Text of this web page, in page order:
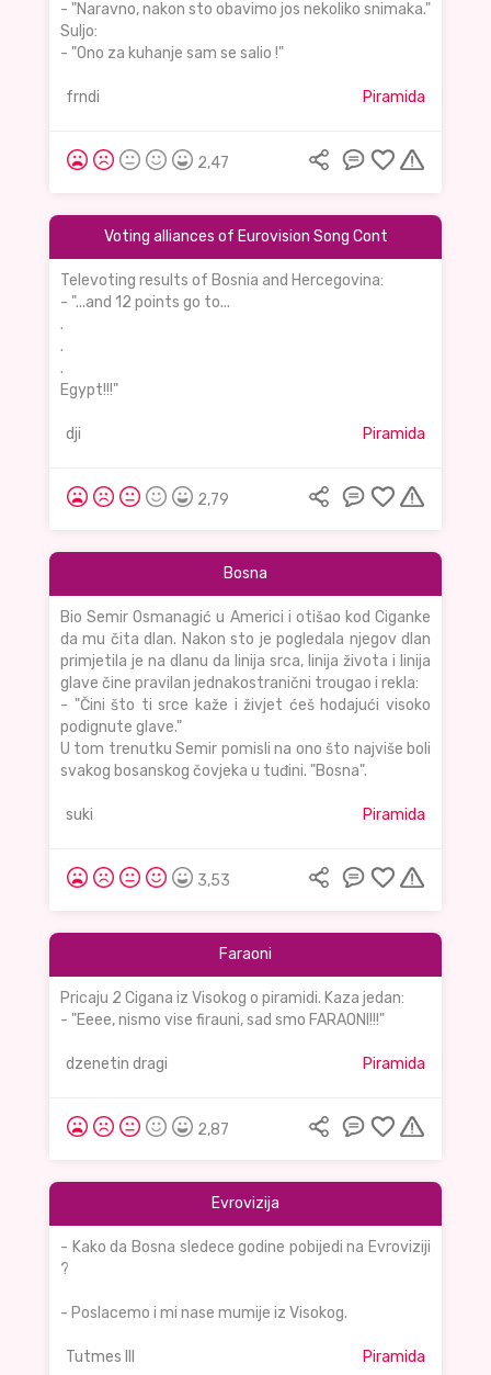
- "Naravno, nakon sto obavimo jos nekoliko snimaka."
Suljo:
- "Ono za kuhanje sam se salio !"
frndi Piramida
2,47
Voting alliances of Eurovision Song Cont
Televoting results of Bosnia and Hercegovina:
- "...and 12 points go to...
.
.
.
Egypt!!!"
dji Piramida
2,79
Bosna
Bio Semir Osmanagić u Americi i otišao kod Ciganke
da mu čita dlan. Nakon sto je pogledala njegov dlan
primjetila je na dlanu da linija srca, linija života i linija
glave čine pravilan jednakostranični trougao i rekla:
- "Čini što ti srce kaže i živjet ćeš hodajući visoko
podignute glave."
U tom trenutku Semir pomisli na ono što najviše boli
svakog bosanskog čovjeka u tuđini. "Bosna".
suki Piramida
3,53
Faraoni
Pricaju 2 Cigana iz Visokog o piramidi. Kaza jedan:
- "Eeee, nismo vise firauni, sad smo FARAONI!!!"
dzenetin dragi Piramida
2,87
Evrovizija
- Kako da Bosna sledece godine pobijedi na Evroviziji
?
- Poslacemo i mi nase mumije iz Visokog.
Tutmes III Piramida